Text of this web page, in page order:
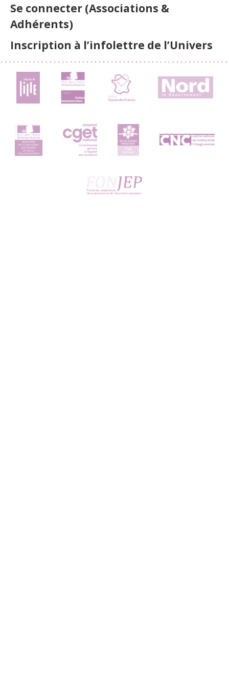
Se connecter (Associations &
Adhérents)
Inscription à l’infolettre de l’Univers